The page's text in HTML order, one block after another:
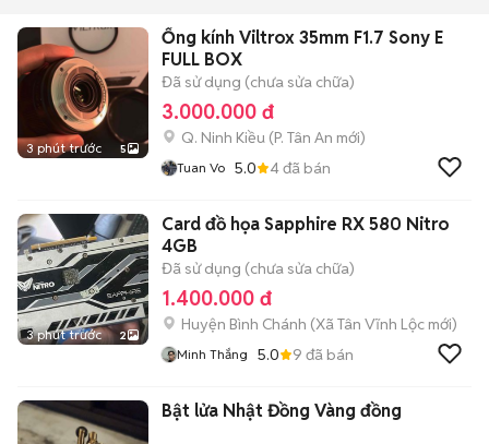
3 phút trước 5
Ống kính Viltrox 35mm F1.7 Sony E
FULL BOX
Đã sử dụng (chưa sửa chữa)
3.000.000 đ
Q. Ninh Kiều (P. Tân An mới)
Tuan Vo 5.0 4đã bán
3 phút trước 2
Card đồ họa Sapphire RX 580 Nitro
4GB
Đã sử dụng (chưa sửa chữa)
1.400.000 đ
Huyện Bình Chánh (Xã Tân Vĩnh Lộc mới)
Minh Thắng 5.0 9 đã bán
Bật lửa Nhật Đồng Vàng đồng